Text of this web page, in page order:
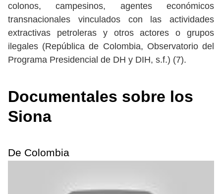
colonos, campesinos, agentes económicos
transnacionales vinculados con las actividades
extractivas petroleras y otros actores o grupos
ilegales (República de Colombia, Observatorio del
Programa Presidencial de DH y DIH, s.f.) (7).
Documentales sobre los
Siona
De Colombia